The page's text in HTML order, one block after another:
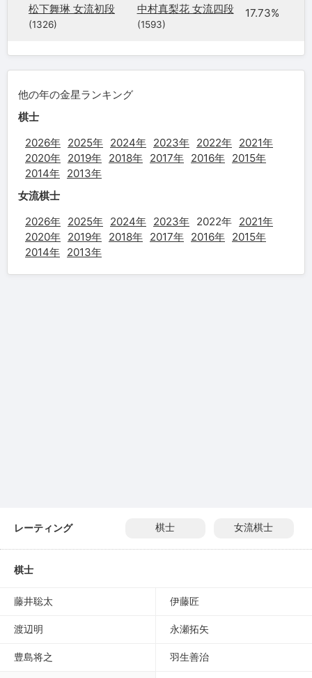
松下舞琳 女流初段
(1326)
中村真梨花 女流四段
(1593)
17.73%
他の年の金星ランキング
棋士
2026年 2025年 2024年 2023年 2022年 2021年
2020年 2019年 2018年 2017年 2016年 2015年
2014年 2013年
女流棋士
2026年 2025年 2024年 2023年 2022年 2021年
2020年 2019年 2018年 2017年 2016年 2015年
2014年 2013年
レーティング 棋士 女流棋士
棋士
藤井聡太 伊藤匠
渡辺明 永瀬拓矢
豊島将之 羽生善治